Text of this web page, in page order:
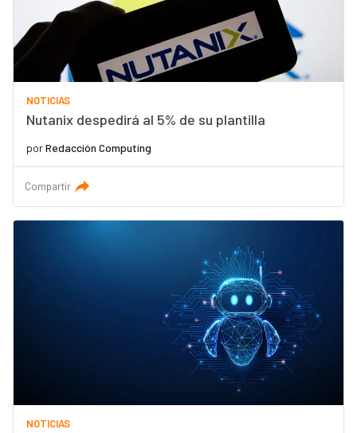
NOTICIAS
Nutanix despedirá al 5% de su plantilla
porRedacción Computing
Compartir
NOTICIAS